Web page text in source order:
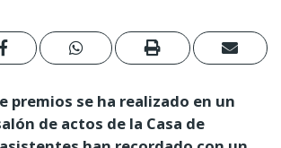
premios se ha realizado en un
de actos de la Casa de